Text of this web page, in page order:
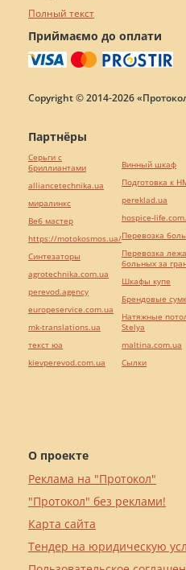
Полный текст
Приймаємо до оплати
Copyright © 2014-2026
О проекте
Реклама на "Протокол"
"Протокол" без реклами!
Карта сайта
Тендер на юридическую
Партнёры
Серьги с
бриллиантами
alliancetechnika.ua
миралинкс
Веб мастер
https://motokosmos.ua/
Синтезаторы
agrotechnika.com.ua
perevod.agency
europeservice.com.ua
mk-translations.ua
текст юа
kievperevod.com.ua
Винный шкаф
Подготовка к
pereklad.ua
hospice-
Перевозка
Перевозка
больных за
Шкафы купе
Брендовые
Натяжные
Stelya
maltina.com.ua
Cылки